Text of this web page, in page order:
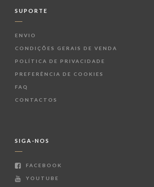
SUPORTE
ENVIO
CONDIÇÕES GERAIS DE VENDA
POLÍTICA DE PRIVACIDADE
PREFERÊNCIA DE COOKIES
FAQ
CONTACTOS
SIGA-NOS
FACEBOOK
YOUTUBE